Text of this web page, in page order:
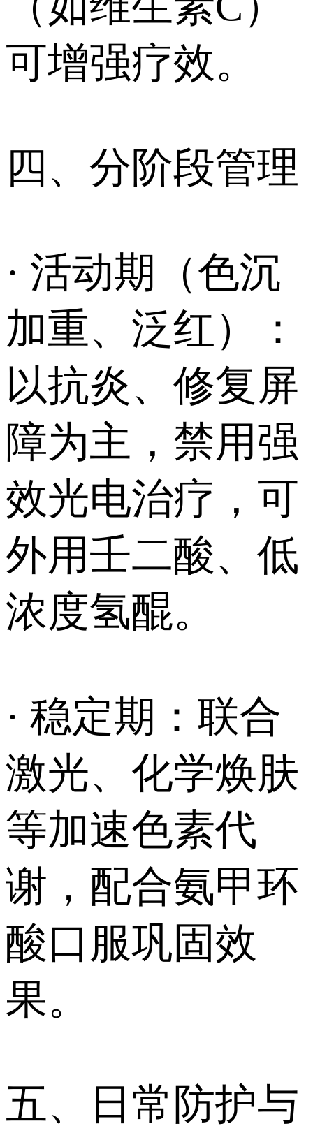
可增强疗效。
四、分阶段管理
· 活动期（色沉
加重、泛红）：
以抗炎、修复屏
障为主，禁用强
效光电治疗，可
外用壬二酸、低
浓度氢醌。
· 稳定期：联合
激光、化学焕肤
等加速色素代
谢，配合氨甲环
酸口服巩固效
果。
五、日常防护与